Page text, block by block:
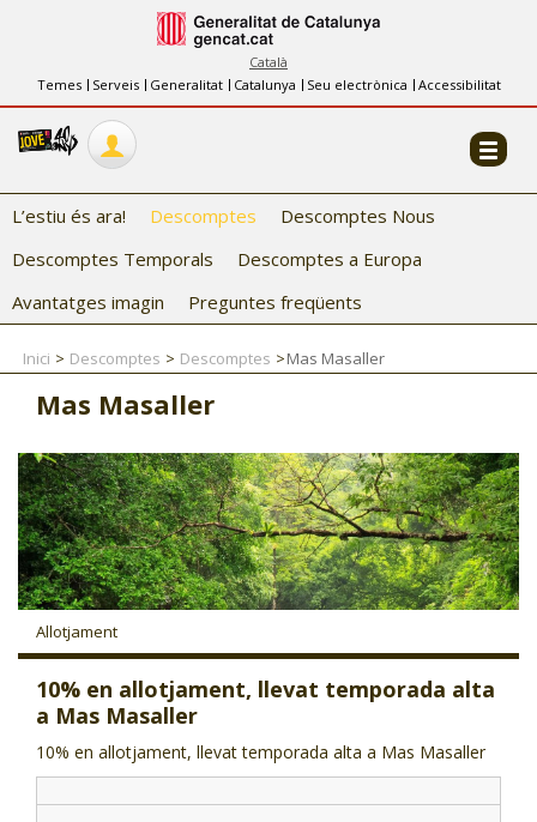
Català
Temes
Serveis Generalitat Catalunya Seu electrònica Accessibilitat
INFORMACIÓ
FES-TE EL CJ
COL·LABORADORS
CJ ADOLESCENTS
CJ SALUT
CJ INTERNACIONAL
CJ LOCAL
T'INTERESSA #SOMJOVES
L’estiu és ara! Descomptes
Descomptes Nous
Descomptes Temporals
Descomptes a Europa
Avantatges imagin
Preguntes freqüents
Inici Descomptes Descomptes Mas Masaller
Mas Masaller
Allotjament
10% en allotjament, llevat temporada alta
a Mas Masaller
10% en allotjament, llevat temporada alta a Mas Masaller